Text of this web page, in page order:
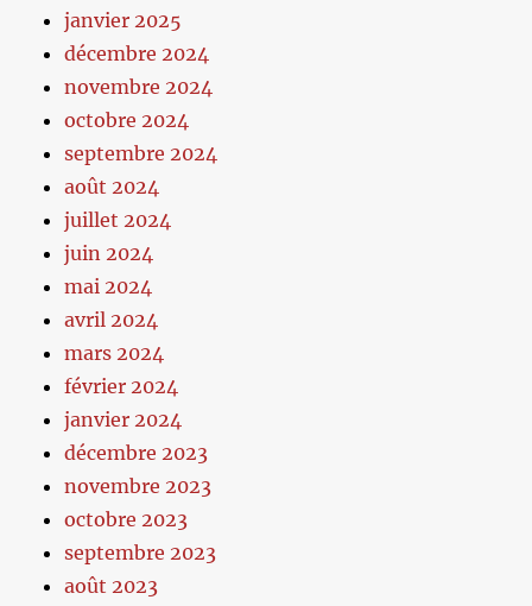
janvier 2025
décembre 2024
novembre 2024
octobre 2024
septembre 2024
août 2024
juillet 2024
juin 2024
mai 2024
avril 2024
mars 2024
février 2024
janvier 2024
décembre 2023
novembre 2023
octobre 2023
septembre 2023
août 2023